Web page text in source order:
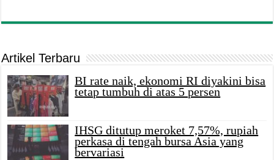
Artikel Terbaru
BI rate naik, ekonomi RI diyakini bisa
tetap tumbuh di atas 5 persen
IHSG ditutup meroket 7,57%, rupiah
perkasa di tengah bursa Asia yang
bervariasi